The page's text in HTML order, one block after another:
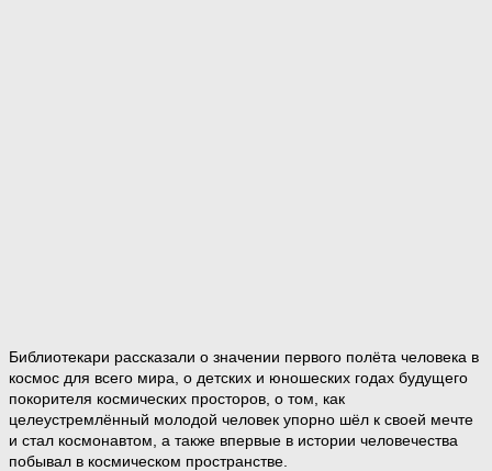
Библиотекари рассказали о значении первого полёта человека в
космос для всего мира, о детских и юношеских годах будущего
покорителя космических просторов, о том, как
целеустремлённый молодой человек упорно шёл к своей мечте
и стал космонавтом, а также впервые в истории человечества
побывал в космическом пространстве.